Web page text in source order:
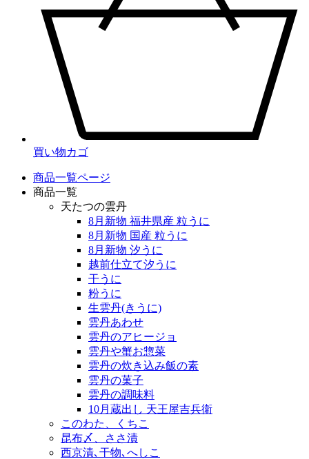
買い物カゴ
商品一覧ページ
商品一覧
天たつの雲丹
8月新物 福井県産 粒うに
8月新物 国産 粒うに
8月新物 汐うに
越前仕立て汐うに
干うに
粉うに
生雲丹(きうに)
雲丹あわせ
雲丹のアヒージョ
雲丹や蟹お惣菜
雲丹の炊き込み飯の素
雲丹の菓子
雲丹の調味料
10月蔵出し 天王屋吉兵衛
このわた、くちこ
昆布〆、ささ漬
西京漬､干物､へしこ